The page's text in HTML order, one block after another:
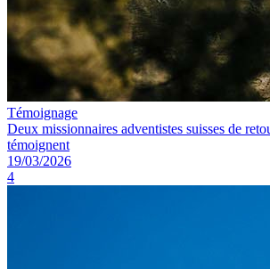
Témoignage
Deux missionnaires adventistes suisses de
témoignent
19/03/2026
4